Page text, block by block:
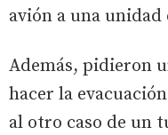
avión a una unidad
Además, pidieron
hacer la
al otro caso de un